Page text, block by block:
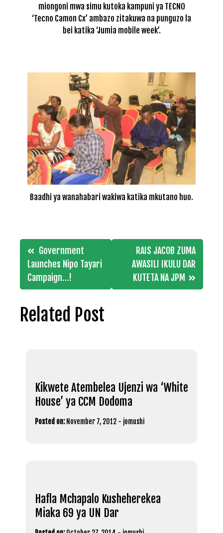
miongoni mwa simu kutoka kampuni ya TECNO
‘Tecno Camon Cx’ ambazo zitakuwa na punguzo la
bei katika ‘Jumia mobile week’.
Baadhi ya wanahabari wakiwa katika mkutano huo.
Post
navigation
Government
Launches Nipo Tayari
Campaign…!
RAIS JACOB ZUMA
AWASILI IKULU DAR
KUTETA NA JPM
Related Post
Kikwete Atembelea Ujenzi wa ‘White
House’ ya CCM Dodoma
Posted on: November 7, 2012 - jomushi
Hafla Mchapalo Kusheherekea
Miaka 69 ya UN Dar